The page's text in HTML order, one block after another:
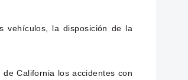
vehículos, la disposición de la
California los accidentes con